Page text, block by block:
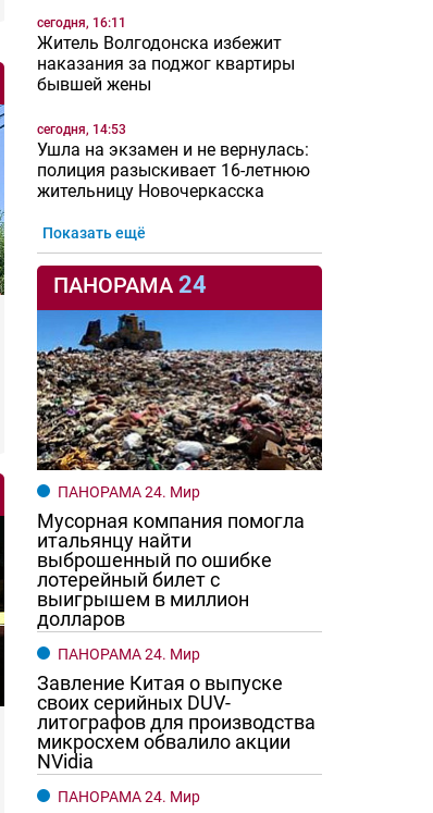
сегодня, 16:11
Житель Волгодонска избежит
наказания за поджог квартиры
бывшей жены
сегодня, 14:53
Ушла на экзамен и не вернулась:
полиция разыскивает 16-летнюю
жительницу Новочеркасска
Показать ещё
ПАНОРАМА 24
ПАНОРАМА 24. Мир
Мусорная компания помогла
итальянцу найти
выброшенный по ошибке
лотерейный билет с
выигрышем в миллион
долларов
ПАНОРАМА 24. Мир
Завление Китая о выпуске
своих серийных DUV-
литографов для производства
микросхем обвалило акции
NVidia
ПАНОРАМА 24. Мир